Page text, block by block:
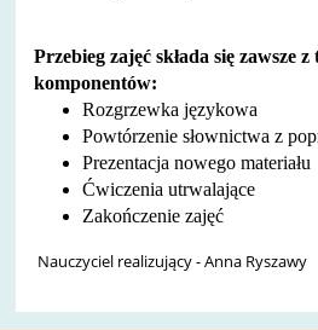
Przebieg zajęć składa się zawsze
komponentów:
Rozgrzewka językowa
Powtórzenie słownictwa z
Prezentacja nowego materiału
Ćwiczenia utrwalające
Zakończenie zajęć
Nauczyciel realizujący - Anna Ryszawy